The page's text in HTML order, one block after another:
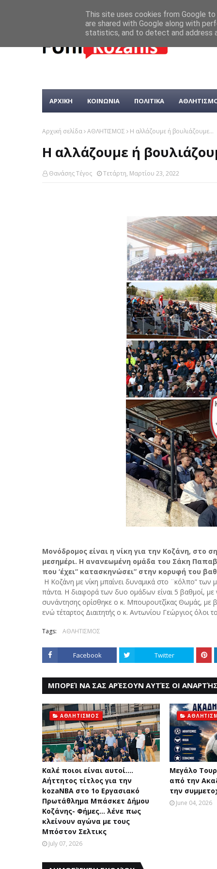
ΑΡΧΙΚΗ ΚΟΙΝΩΝΙΑ ΠΟΛΙΤΙΚΑ
Αρχική σελίδα ΑΘΛΗΤΙΣΜΟΣ Η αλλάζουμε ή βουλιάζουμε...
Η αλλάζουμε ή
Θανάσης Τέγος Τετάρτη, Μαρτίου 23, 2022
Μονόδρομος είναι η νίκη για την Κοζάνη, στο
μεσημέρι. Η ανανεωμένη ομάδα του Σάκη
που ‘έχει” κατασκηνώσει” στην κορυφή του
Η Κοζάνη με νίκη μπαίνει δυναμικά στο ¨κόλπο” των
πάντα. Η διαφορά των δυο ομάδων είναι 5 βαθμοί, με
συνάντησης ορίσθηκε ο κ. Μπουρουτζίκας Θωμάς, με
ενώ τέταρτος Διαιτητής ο κ. Αντωνίου Γεώργιος όλοι
Tags: ΑΘΛΗΤΙΣΜΟΣ
Facebook Twitter
ΜΠΟΡΕΊ ΝΑ ΣΑΣ ΑΡΈΣΟΥΝ ΑΥΤΈΣ ΟΙ
ΑΘΛΗΤΙΣΜΟΣ
Καλέ ποιοι είναι αυτοί....
Αήττητος τίτλος για την
kozaNBA στο 1ο Εργασιακό
Πρωτάθλημα Μπάσκετ Δήμου
Κοζάνης- Φήμες... λένε πως
κλείνουν αγώνα με τους
Μπόστον Σελτικς
July 07, 2026
Μεγάλο
από την
την
June 04, 2026
This site uses cookies from Google
are shared with Google along with
statistics, and to detect and address